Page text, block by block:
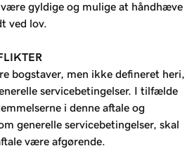
gyldige og mulige at håndhæve
ved lov.
bogstaver, men ikke defineret heri,
servicebetingelser. I tilfælde
i denne aftale og
generelle servicebetingelser, skal
være afgørende.